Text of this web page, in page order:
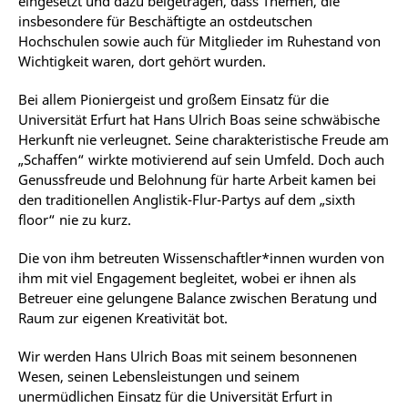
insbesondere für Beschäftigte an ostdeutschen
Hochschulen sowie auch für Mitglieder im Ruhestand von
Wichtigkeit waren, dort gehört wurden.
Bei allem Pioniergeist und großem Einsatz für die
Universität Erfurt hat Hans Ulrich Boas seine schwäbische
Herkunft nie verleugnet. Seine charakteristische Freude am
„Schaffen“ wirkte motivierend auf sein Umfeld. Doch auch
Genussfreude und Belohnung für harte Arbeit kamen bei
den traditionellen Anglistik-Flur-Partys auf dem „sixth
floor“ nie zu kurz.
Die von ihm betreuten Wissenschaftler*innen wurden von
ihm mit viel Engagement begleitet, wobei er ihnen als
Betreuer eine gelungene Balance zwischen Beratung und
Raum zur eigenen Kreativität bot.
Wir werden Hans Ulrich Boas mit seinem besonnenen
Wesen, seinen Lebensleistungen und seinem
unermüdlichen Einsatz für die Universität Erfurt in